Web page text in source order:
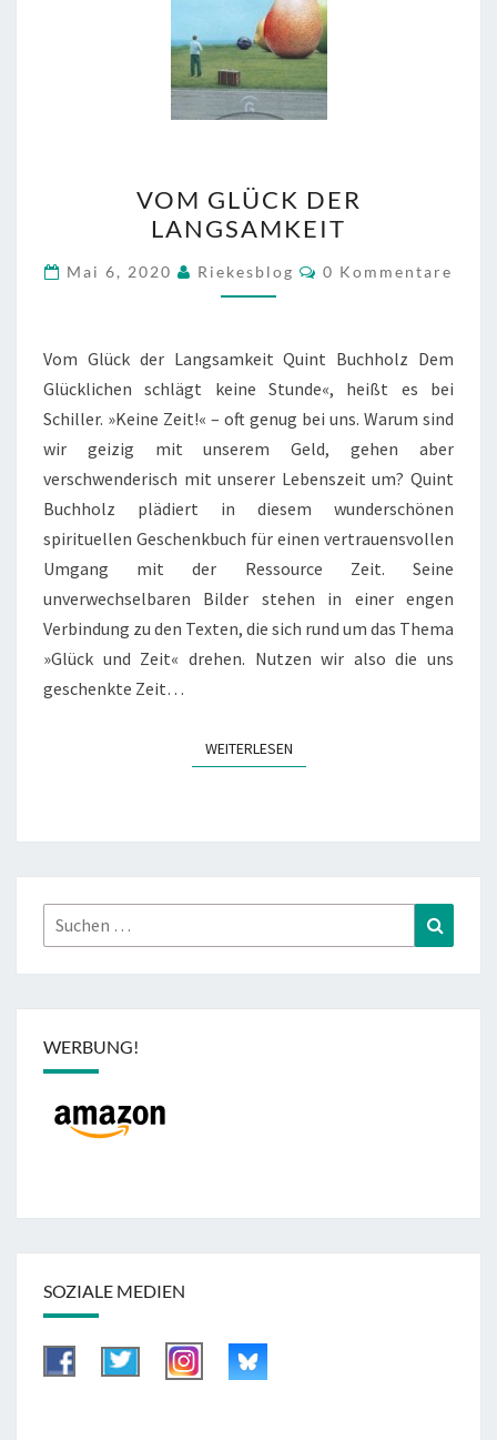
GLÜCK
DER
LANGSAMKEIT
VOM GLÜCK DER
LANGSAMKEIT
Mai 6, 2020 Riekesblog Kommentare
0 Kommentare
Vom Glück der Langsamkeit Quint Buchholz Dem
Glücklichen schlägt keine Stunde«, heißt es bei
Schiller. »Keine Zeit!« – oft genug bei uns. Warum sind
wir geizig mit unserem Geld, gehen aber
verschwenderisch mit unserer Lebenszeit um? Quint
Buchholz plädiert in diesem wunderschönen
spirituellen Geschenkbuch für einen vertrauensvollen
Umgang mit der Ressource Zeit. Seine
unverwechselbaren Bilder stehen in einer engen
Verbindung zu den Texten, die sich rund um das Thema
»Glück und Zeit« drehen. Nutzen wir also die uns
geschenkte Zeit…
WEITERLESENWEITERLESEN
Suchen
nach:
WERBUNG!
SOZIALE MEDIEN